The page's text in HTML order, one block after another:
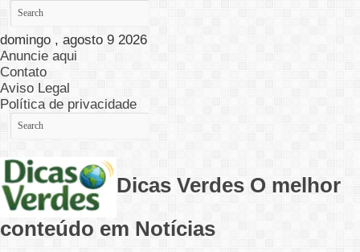
domingo , agosto 9 2026
Anuncie aqui
Contato
Aviso Legal
Política de privacidade
Dicas Verdes O melhor
conteúdo em Notícias